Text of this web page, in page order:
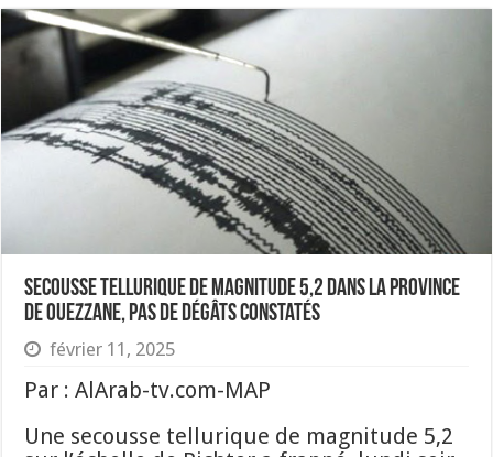
Secousse tellurique de magnitude 5,2 dans la province
de Ouezzane, pas de dégâts constatés
février 11, 2025
Par : AlArab-tv.com-MAP
Une secousse tellurique de magnitude 5,2